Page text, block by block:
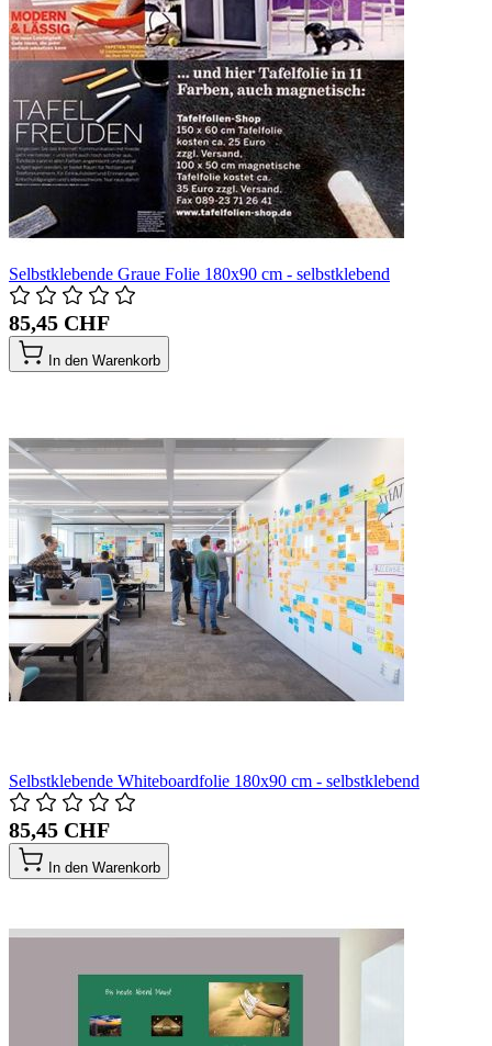
Selbstklebende Graue Folie 180x90 cm - selbstklebend
85,45 CHF
In den Warenkorb
Selbstklebende Whiteboardfolie 180x90 cm - selbstklebend
85,45 CHF
In den Warenkorb